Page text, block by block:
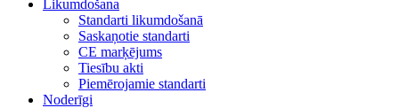
Likumdošana
Standarti likumdošanā
Saskaņotie standarti
CE marķējums
Tiesību akti
Piemērojamie standarti
Noderīgi